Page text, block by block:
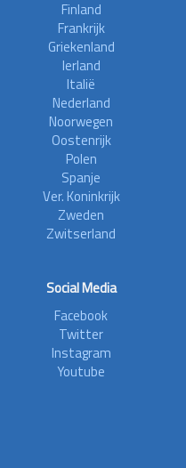
Finland
Frankrijk
Griekenland
Ierland
Italië
Nederland
Noorwegen
Oostenrijk
Polen
Spanje
Ver. Koninkrijk
Zweden
Zwitserland
Social Media
Facebook
Twitter
Instagram
Youtube